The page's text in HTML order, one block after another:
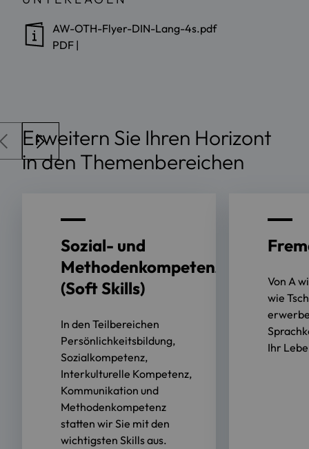
AW-OTH-Flyer-DIN-Lang-4s.pdf
PDF |
Erweitern Sie Ihren Horizont
in den Themenbereichen
Sozial- und
Methodenkompetenz
(Soft Skills)
In den Teilbereichen
Persönlichkeitsbildung,
Sozialkompetenz,
Interkulturelle Kompetenz,
Kommunikation und
Methodenkompetenz
statten wir Sie mit den
wichtigsten Skills aus.
Von A
wie
Ihr